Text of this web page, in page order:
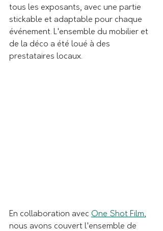
tous les exposants, avec une partie
stickable et adaptable pour chaque
événement. L'ensemble du mobilier et
de la déco a été loué à des
prestataires locaux.
En collaboration avec One Shot Film,
nous avons couvert l'ensemble de